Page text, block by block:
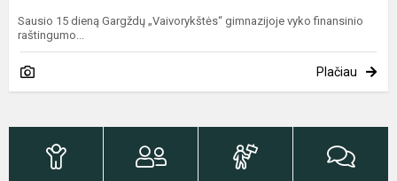
Sausio 15 dieną Gargždų „Vaivorykštės“ gimnazijoje vyko finansinio
raštingumo...
Plačiau